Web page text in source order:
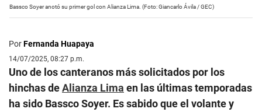
Bassco Soyer anotó su primer gol con Alianza Lima. (Foto: Giancarlo Ávila / GEC)
PorFernanda Huapaya
14/07/2025, 08:27 p.m.
Uno de los canteranos más solicitados por los
hinchas deAlianza Lima en las últimas temporadas
ha sido Bassco Soyer. Es sabido que el volante y